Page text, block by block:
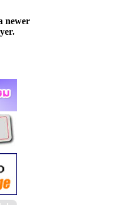
newer